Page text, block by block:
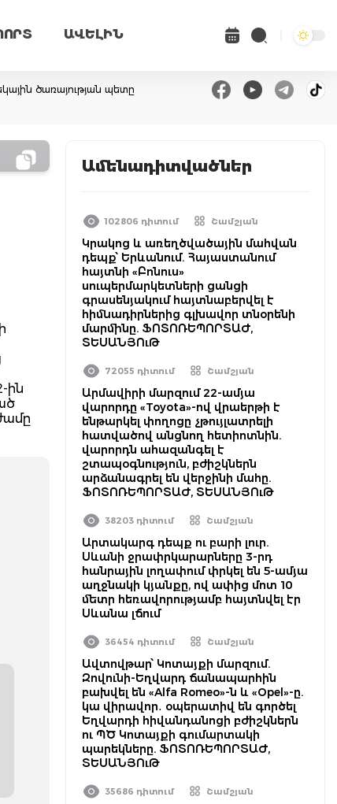
ԱՎԵԼԻՆ
ծառայության պետը
ին
Ամենադիտվածներ
102806 դիտում Շամշյան
Կրակոց և առեղծվածային մահվան
դեպք՝ Երևանում. Հայաստանում
հայտնի «Բոնուս»
սուպերմարկետների ցանցի
գրասենյակում հայտնաբերվել է
հիմնադիրներից գլխավոր տնօրենի
մարմինը. ՖՈՏՈՌԵՊՈՐՏԱԺ,
ՏԵՍԱՆՅՈւԹ
72055 դիտում Շամշյան
Արմավիրի մարզում 22-ամյա
վարորդը «Toyota»-ով վրաերթի է
ենթարկել փողոցը չթույլատրելի
հատվածով անցնող հետիոտնին.
վարորդն ահազանգել է
շտապօգնություն, բժիշկներն
արձանագրել են վերջինի մահը.
ՖՈՏՈՌԵՊՈՐՏԱԺ, ՏԵՍԱՆՅՈւԹ
38203 դիտում Շամշյան
Արտակարգ դեպք ու բարի լուր.
Սևանի ջրափրկարարները 3-րդ
հանրային լողափում փրկել են 5-ամյա
աղջնակի կյանքը, ով ափից մոտ 10
մետր հեռավորությամբ հայտնվել էր
Սևանա լճում
36454 դիտում Շամշյան
Ավտովթար՝ Կոտայքի մարզում.
Զովունի-Եղվարդ ճանապարհին
բախվել են «Alfa Romeo»-ն և «Opel»-ը.
կա վիրավոր․ օպերատիվ են գործել
Եղվարդի հիվանդանոցի բժիշկներն
ու ՊԾ Կոտայքի գումարտակի
պարեկները. ՖՈՏՈՌԵՊՈՐՏԱԺ,
ՏԵՍԱՆՅՈւԹ
35686 դիտում Շամշյան